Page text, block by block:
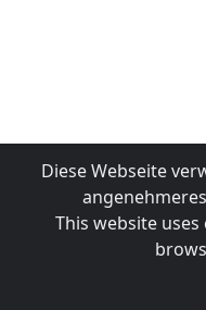
Diese Webseite
This website